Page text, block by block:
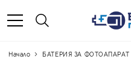
Начало БАТЕРИЯ ЗА ФОТОАПАРАТ